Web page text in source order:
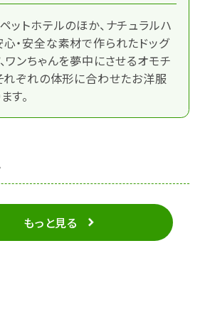
ットホテルのほか、ナチュラルハ
・安全な素材で作られたドッグ
ワンちゃんを夢中にさせるオモチ
れぞれの体形に合わせたお洋服
す。
もっと見る